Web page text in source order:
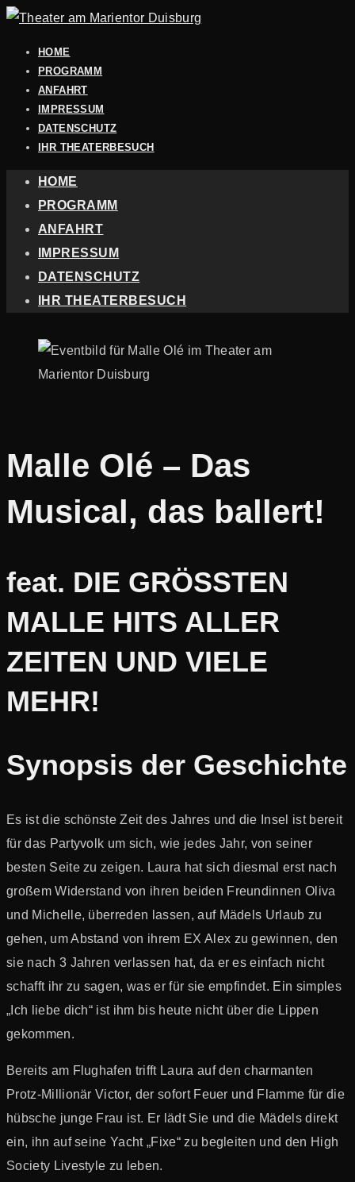
HOME
PROGRAMM
ANFAHRT
IMPRESSUM
DATENSCHUTZ
IHR THEATERBESUCH
HOME
PROGRAMM
ANFAHRT
IMPRESSUM
DATENSCHUTZ
IHR THEATERBESUCH
Malle Olé – Das
Musical, das ballert!
feat. DIE GRÖSSTEN
MALLE HITS ALLER
ZEITEN UND VIELE
MEHR!
Synopsis der Geschichte
Es ist die schönste Zeit des Jahres und die Insel ist bereit
für das Partyvolk um sich, wie jedes Jahr, von seiner
besten Seite zu zeigen. Laura hat sich diesmal erst nach
großem Widerstand von ihren beiden Freundinnen Oliva
und Michelle, überreden lassen, auf Mädels Urlaub zu
gehen, um Abstand von ihrem EX Alex zu gewinnen, den
sie nach 3 Jahren verlassen hat, da er es einfach nicht
schafft ihr zu sagen, was er für sie empfindet. Ein simples
„Ich liebe dich“ ist ihm bis heute nicht über die Lippen
gekommen.
Bereits am Flughafen trifft Laura auf den charmanten
Protz-Millionär Victor, der sofort Feuer und Flamme für die
hübsche junge Frau ist. Er lädt Sie und die Mädels direkt
ein, ihn auf seine Yacht „Fixe“ zu begleiten und den High
Society Livestyle zu leben.